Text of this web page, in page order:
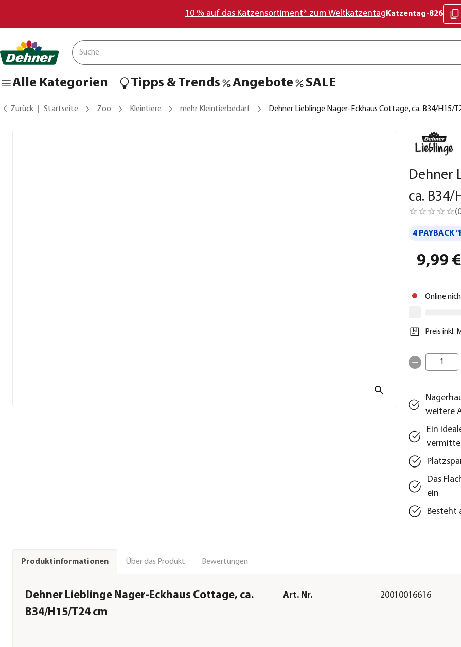
10 % auf das Katzensortiment* zum Weltkatzentag Katzentag-826
Alle Kategorien Tipps & Trends Angebote SALE
Zurück Startseite Zoo Kleintiere mehr Kleintierbedarf Dehner Lieblinge Nager-Eckhaus Cottage, ca. B34/H15/
Dehner
ca. B34/
(
4 PAYBACK
9,99 €
Online
Preis inkl.
1
weitere
Ein
Das
ein
Besteht
Produktinformationen Über das Produkt Bewertungen
Dehner Lieblinge Nager-Eckhaus Cottage, ca.
B34/H15/T24 cm
Art. Nr. 20010016616